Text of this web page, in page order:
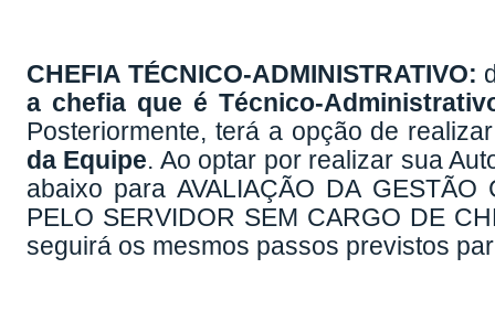
CHEFIA TÉCNICO-ADMINISTRATIVO:
a chefia que é Técnico-
Posteriormente, terá a opção de
da Equipe. Ao optar por realizar sua
abaixo para AVALIAÇÃO DA GESTÃO
PELO SERVIDOR SEM CARGO DE
seguirá os mesmos passos previstos